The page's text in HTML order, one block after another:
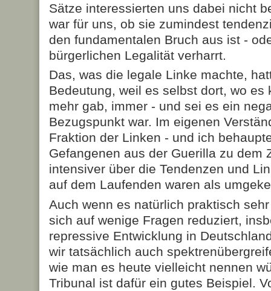
Sätze interessierten uns dabei nicht
war für uns, ob sie zumindest
den fundamentalen Bruch aus ist -
bürgerlichen Legalität verharrt.
Das, was die legale Linke machte,
Bedeutung, weil es selbst dort, wo es
mehr gab, immer - und sei es ein
Bezugspunkt war. Im eigenen
Fraktion der Linken - und ich
Gefangenen aus der Guerilla zu dem
intensiver über die Tendenzen und
auf dem Laufenden waren als
Auch wenn es natürlich praktisch
sich auf wenige Fragen reduziert,
repressive Entwicklung in
wir tatsächlich auch
wie man es heute vielleicht nennen
Tribunal ist dafür ein gutes Beispiel.